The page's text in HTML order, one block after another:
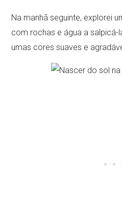
Na manhã seguinte, explorei
com rochas e água a salpicá-
umas cores suaves e